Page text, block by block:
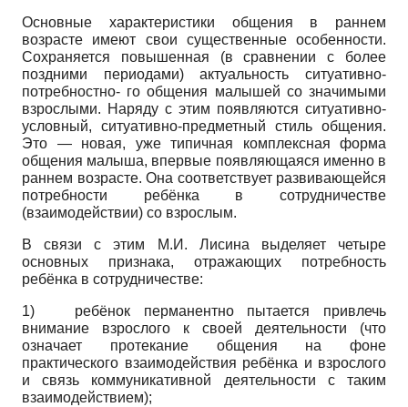
Основные характеристики общения в раннем
возрасте имеют свои существенные особенности.
Сохраняется повышенная (в сравнении с более
поздними периодами) актуальность ситуативно-
потребностно- го общения малышей со значимыми
взрослыми. Наряду с этим появляются ситуативно-
условный, ситуа­тивно-предметный стиль общения.
Это — новая, уже типичная комплексная форма
общения малыша, впервые появляющаяся именно в
раннем возрасте. Она соответствует развивающейся
потребности ребёнка в сотрудничестве
(взаимодействии) со взрослым.
В связи с этим М.И. Лисина выделяет четыре
основных признака, отражающих потребность
ребёнка в сотрудничестве:
1) ребёнок перманентно пытается привлечь
внимание взрослого к своей деятельности (что
означает протекание общения на фоне
практического взаимодействия ребёнка и взрослого
и связь коммуникативной деятельности с таким
взаимодействием);